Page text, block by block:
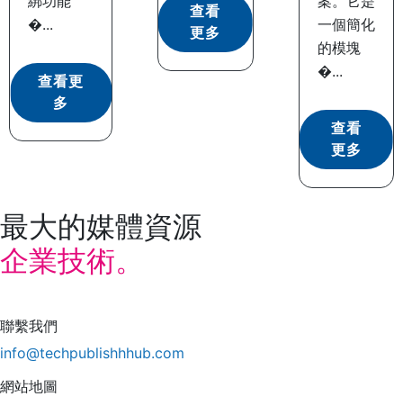
�...
查看更
多
查看
更多
一個簡化
的模塊
�...
查看
更多
最大的媒體資源
企業技術。
聯繫我們
info@techpublishhhub.com
網站地圖